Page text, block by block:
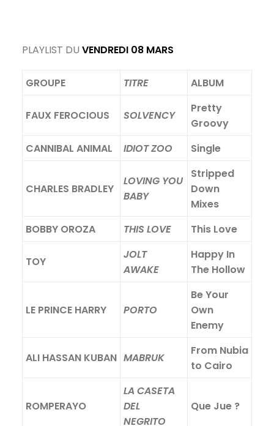
PLAYLIST DU VENDREDI 08 MARS
GROUPE TITRE ALBUM
FAUX FEROCIOUS SOLVENCY
Pretty
Groovy
CANNIBAL ANIMAL
IDIOT ZOO Single
CHARLES BRADLEY
LOVING YOU
BABY
Stripped
Down
Mixes
BOBBY OROZA
THIS LOVE This Love
TOY
JOLT
AWAKE
Happy In
The Hollow
LE PRINCE HARRY PORTO
Be Your
Own
Enemy
ALI HASSAN KUBAN MABRUK
From Nubia
to Cairo
ROMPERAYO
LA CASETA
DEL
NEGRITO
Que Jue ?